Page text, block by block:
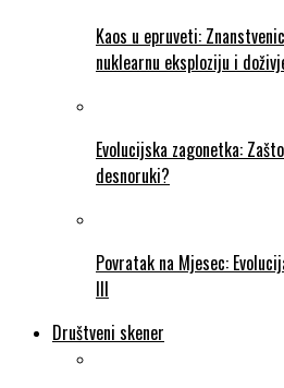
Kaos u epruveti:
nuklearnu eksploziju i
Evolucijska zagonetka:
desnoruki?
Povratak na Mjesec:
III
Društveni skener